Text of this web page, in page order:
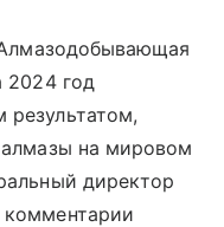
2024 год
на мировом
директор